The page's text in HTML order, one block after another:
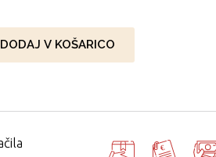
DODAJ V KOŠARICO